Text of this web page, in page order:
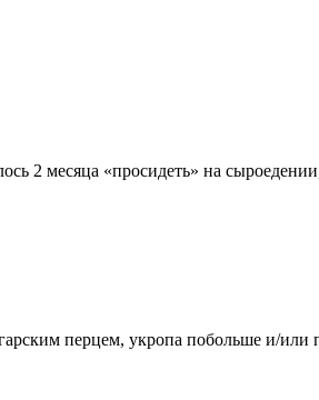
2 месяца «просидеть» на
перцем, укропа побольше и/